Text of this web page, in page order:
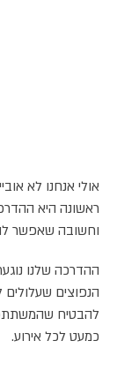
אולי אנחנו לא
ראשונה היא
וחשובה שאפשר
ההדרכה שלנו
הנפוצים
להבטיח
כמעט לכל אירוע.